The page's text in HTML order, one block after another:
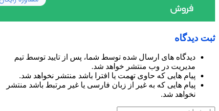
ثبت دیدگاه
دیدگاه های ارسال شده توسط شما، پس از تایید توسط تیم
مدیریت در وب منتشر خواهد شد.
پیام هایی که حاوی تهمت یا افترا باشد منتشر نخواهد شد.
پیام هایی که به غیر از زبان فارسی یا غیر مرتبط باشد منتشر
نخواهد شد.